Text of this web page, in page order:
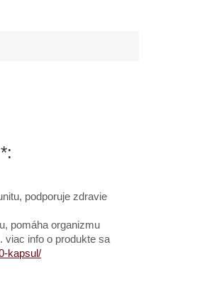
podporuje zdravie
pomáha organizmu
viac info o produkte sa
kapsul/